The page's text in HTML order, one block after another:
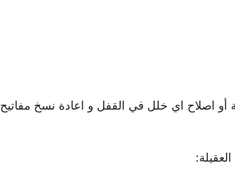
أو اصلاح اي خلل في القفل و اعادة نسخ مفاتيح